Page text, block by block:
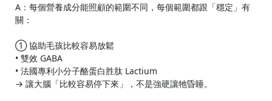
A：每個營養成分能照顧的範圍不同，每個範圍都跟「穩定」有
關：
① 協助毛孩比較容易放鬆
• 雙效 GABA
• 法國專利小分子酪蛋白胜肽 Lactium
→ 讓大腦「比較容易停下來」，不是強硬讓牠昏睡。